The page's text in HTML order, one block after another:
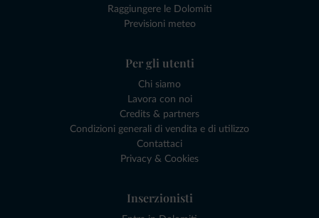
Raggiungere le Dolomiti
Previsioni meteo
Per gli utenti
Chi siamo
Lavora con noi
Credits & partners
Condizioni generali di vendita e di utilizzo
Contattaci
Privacy & Cookies
Inserzionisti